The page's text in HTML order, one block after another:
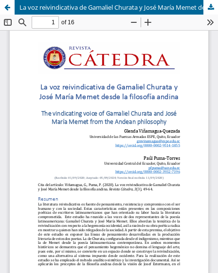
La voz reivindicativa de Gamaliel Churata y José María Memet desde la filosofía andina